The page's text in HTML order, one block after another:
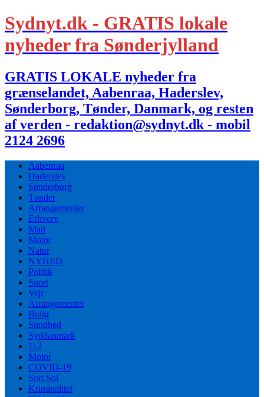
Sydnyt.dk - GRATIS lokale
nyheder fra Sønderjylland
GRATIS LOKALE nyheder fra
grænselandet, Aabenraa, Haderslev,
Sønderborg, Tønder, Danmark, og resten
af verden - redaktion@sydnyt.dk - mobil
2124 2696
Aabenraa
Haderslev
Sønderborg
Tønder
Arrangementer
Erhverv
Mad
Motor
Natur
NYHED
Politik
Sport
Vejr
Arrangementer
Bolig
Sundhed
Syddanmark
112
Motor
COVID-19
Sort Sol
Kriminalitet